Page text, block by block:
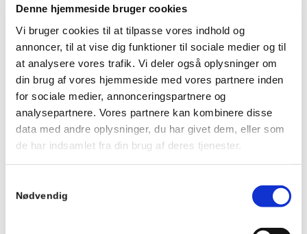
Denne hjemmeside bruger cookies
Vi bruger cookies til at tilpasse vores indhold og
annoncer, til at vise dig funktioner til sociale medier og til
at analysere vores trafik. Vi deler også oplysninger om
din brug af vores hjemmeside med vores partnere inden
for sociale medier, annonceringspartnere og
analysepartnere. Vores partnere kan kombinere disse
data med andre oplysninger, du har givet dem, eller som
de har indsamlet fra din brug af deres tjenester.
Nødvendig
20 produkter pr. side
40 produkter pr. side
60 produkter pr. side
dB Nickel – AB14 Grå
Dyson Airblade dB i grå – den originale, samt mest hurtigste og
hygiejniske Dyson Airblade-håndtørrer. Dyson Airblade db i hvid
Læs mere
Dyson Airblade 9 kJ